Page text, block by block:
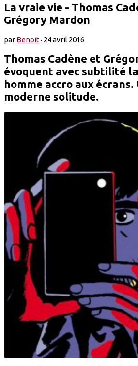
La vraie vie - Thomas
Grégory Mardon
parBenoit· 24 avril 2016
Thomas Cadène et
évoquent avec subtilité
homme accro aux
moderne solitude.